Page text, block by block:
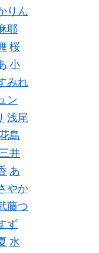
りん
耶
桜
小
みれ
ン
浅尾
島
井
あ
やか
藤つ
ず
水